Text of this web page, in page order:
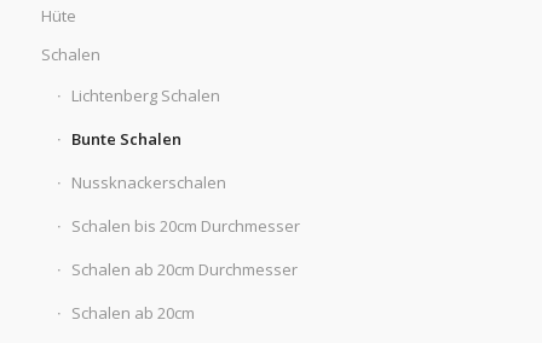
Hüte
Schalen
Lichtenberg Schalen
Bunte Schalen
Nussknackerschalen
Schalen bis 20cm Durchmesser
Schalen ab 20cm Durchmesser
Schalen ab 20cm